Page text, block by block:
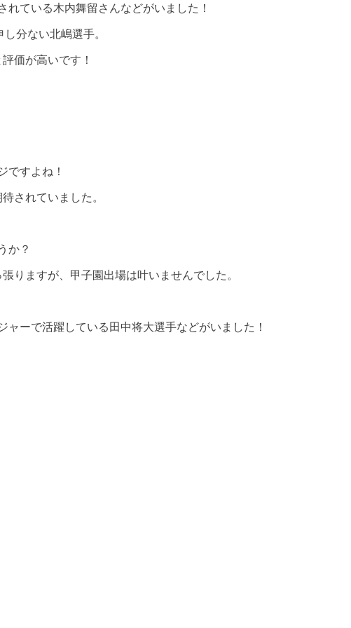
れている木内舞留さんなどがいました！
分ない北嶋選手。
価が高いです！
ですよね！
されていました 。
か？
りますが、甲子園出場は叶いませんでした 。
ーで活躍している田中将大選手などがいました！